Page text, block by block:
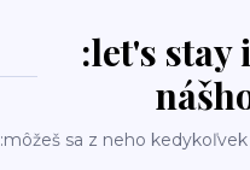
:let's stay
:môžeš sa z neho